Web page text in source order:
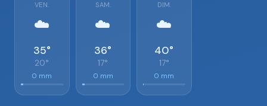
VEN.
☁️
35°
20°
0 mm
SAM.
☁️
36°
17°
0 mm
DIM.
☁️
40°
17°
0 mm